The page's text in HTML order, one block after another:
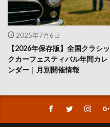
2025年7月6日
【2026年保存版】全国クラシッ
クカーフェスティバル年間カレ
ンダー｜月別開催情報